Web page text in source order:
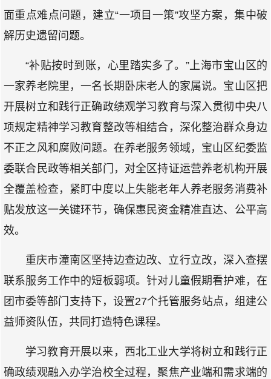
面重点难点问题，建立“一项目一策”攻坚方案，集中破
解历史遗留问题。
“补贴按时到账，心里踏实多了。”上海市宝山区的
一家养老院里，一名长期卧床老人的家属说。宝山区把
开展树立和践行正确政绩观学习教育与深入贯彻中央八
项规定精神学习教育整改等相结合，深化整治群众身边
不正之风和腐败问题。在养老服务领域，宝山区纪委监
委联合民政等相关部门，对全区持证运营养老机构开展
全覆盖检查，紧盯中度以上失能老年人养老服务消费补
贴发放这一关键环节，确保惠民资金精准直达、公平高
效。
重庆市潼南区坚持边查边改、立行立改，深入查摆
联系服务工作中的短板弱项。针对儿童假期看护难，在
团市委等部门支持下，设置27个托管服务站点，组建公
益师资队伍，共同打造特色课程。
学习教育开展以来，西北工业大学将树立和践行正
确政绩观融入办学治校全过程，聚焦产业端和需求端的